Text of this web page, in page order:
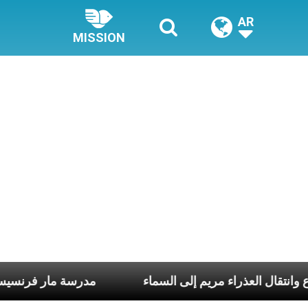
MISSION
AR
مدرسة الربّ يسوع وانتقال العذراء مريم إلى السماء